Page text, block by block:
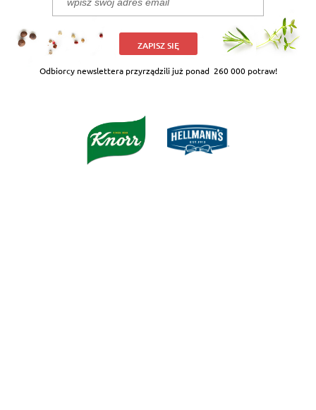
ZAPISZ SIĘ
Odbiorcy newslettera przyrządzili już ponad 260 000 potraw!